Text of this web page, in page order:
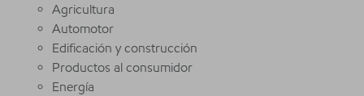
Agricultura
Automotor
Edificación y construcción
Productos al consumidor
Energía